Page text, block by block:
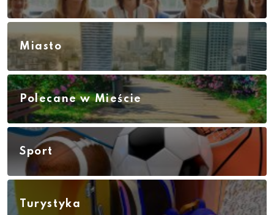
Miasto
Polecane w Mieście
Sport
Turystyka